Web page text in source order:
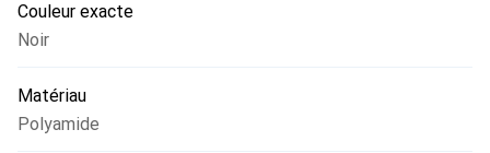
Couleur exacte
Noir
Matériau
Polyamide